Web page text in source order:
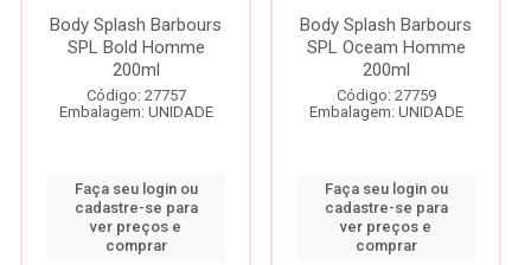
Body Splash Barbours
SPL Bold Homme
200ml
Código: 27757
Embalagem: UNIDADE
Faça seu login ou
cadastre-se para
ver preços e
comprar
Body Splash Barbours
SPL Oceam Homme
200ml
Código: 27759
Embalagem: UNIDADE
Faça seu login ou
cadastre-se para
ver preços e
comprar